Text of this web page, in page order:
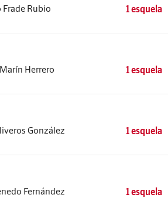
Frade Rubio 1 esquela
Herrero 1 esquela
González 1 esquela
Fernández 1 esquela